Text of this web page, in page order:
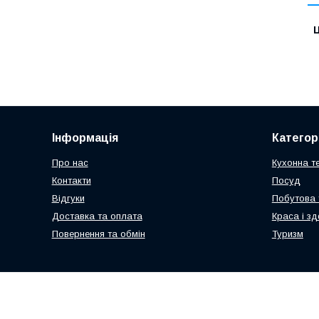
Інформація
Про нас
Контакти
Відгуки
Доставка та оплата
Повернення та обмін
Кухонна
Посуд
Побутова
Краса і
Туризм